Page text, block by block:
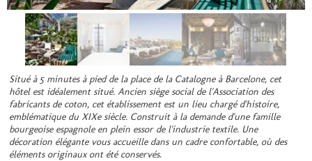
Situé à 5 minutes à pied de la place de la Catalogne à Barcelone, cet
hôtel est idéalement situé. Ancien siège social de l'Association des
fabricants de coton, cet établissement est un lieu chargé d'histoire,
emblématique du XIXe siècle. Construit à la demande d'une famille
bourgeoise espagnole en plein essor de l'industrie textile. Une
décoration élégante vous accueille dans un cadre confortable, où des
éléments originaux ont été conservés.